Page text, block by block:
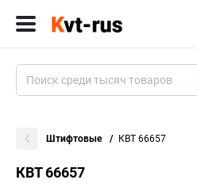
Штифтовые КВТ 66657
КВТ 66657